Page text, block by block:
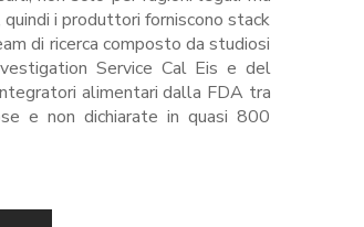
i produttori forniscono stack
di ricerca composto da studiosi
Service Cal Eis e del
alimentari dalla FDA tra
e non dichiarate in quasi 800